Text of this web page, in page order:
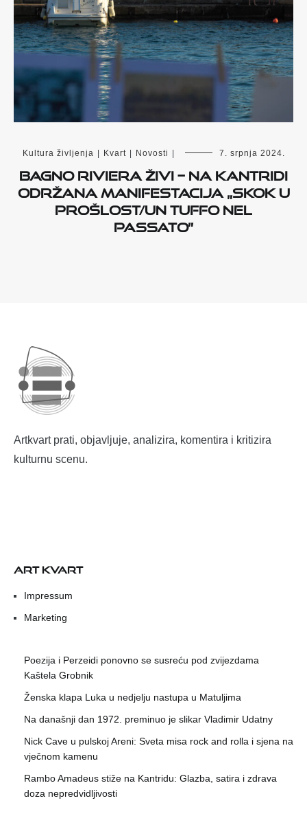
Kultura življenja Kvart Novosti 7. srpnja 2024.
Bagno Riviera živi – na Kantridi
održana manifestacija „Skok u
prošlost/Un Tuffo nel
Passato”
Artkvart prati, objavljuje, analizira, komentira i kritizira
kulturnu scenu.
ART KVART
Impressum
Marketing
Poezija i Perzeidi ponovno se susreću pod zvijezdama
Kaštela Grobnik
Ženska klapa Luka u nedjelju nastupa u Matuljima
Na današnji dan 1972. preminuo je slikar Vladimir Udatny
Nick Cave u pulskoj Areni: Sveta misa rock and rolla i sjena na
vječnom kamenu
Rambo Amadeus stiže na Kantridu: Glazba, satira i zdrava
doza nepredvidljivosti